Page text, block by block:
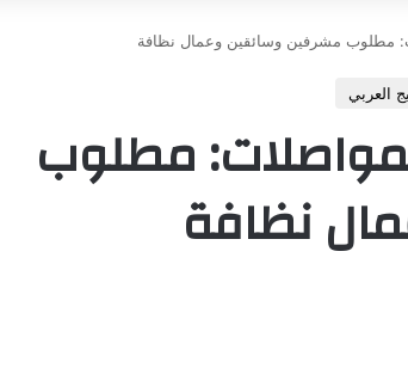
مطلوب مشرفين وسائقين وعمال نظافة
العربي
مطلوب
نظافة